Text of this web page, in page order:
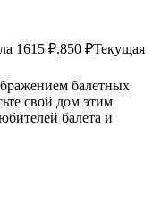
1615 ₽.850 ₽Текущая
балетных
свой дом этим
балета и